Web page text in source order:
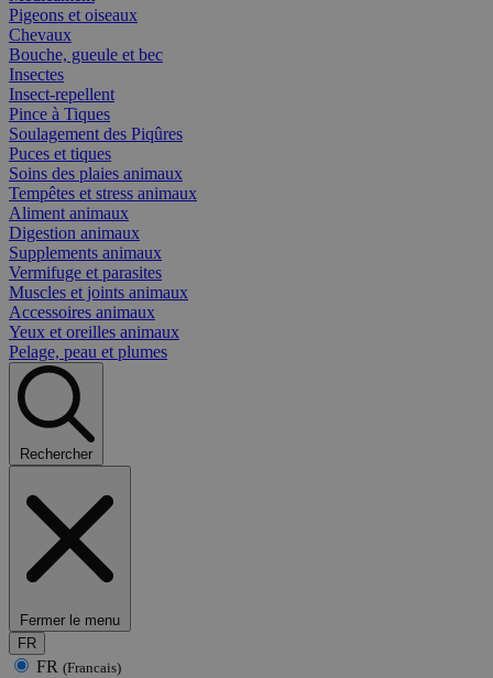
Pigeons et oiseaux
Chevaux
Bouche, gueule et bec
Insectes
Insect-repellent
Pince à Tiques
Soulagement des Piqûres
Puces et tiques
Soins des plaies animaux
Tempêtes et stress animaux
Aliment animaux
Digestion animaux
Supplements animaux
Vermifuge et parasites
Muscles et joints animaux
Accessoires animaux
Yeux et oreilles animaux
Pelage, peau et plumes
Rechercher
Fermer le menu
FR
FR (Francais)